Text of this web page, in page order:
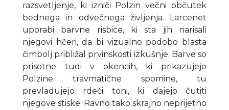
razsvetljenje, ki izniči Polzin večni občutek
bednega in odvečnega življenja. Larcenet
uporabi barvne risbice, ki sta jih narisali
njegovi hčeri, da bi vizualno podobo blasta
čimbolj približal prvinskosti izkušnje. Barve so
prisotne tudi v okencih, ki prikazujejo
Polzine travmatične spomine, tu
prevladujejo rdeči toni, ki dajejo čutiti
njegove stiske. Ravno tako skrajno neprijetno